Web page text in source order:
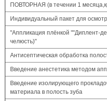
ПОВТОРНАЯ (в течении 1
Индивидуальный пакет для
"Аппликация плёнкой ""Диплент-
челюсть)"
Антисептическая обработка
Введение анестетика методом
Введение изолирующего
материала в полость зуба